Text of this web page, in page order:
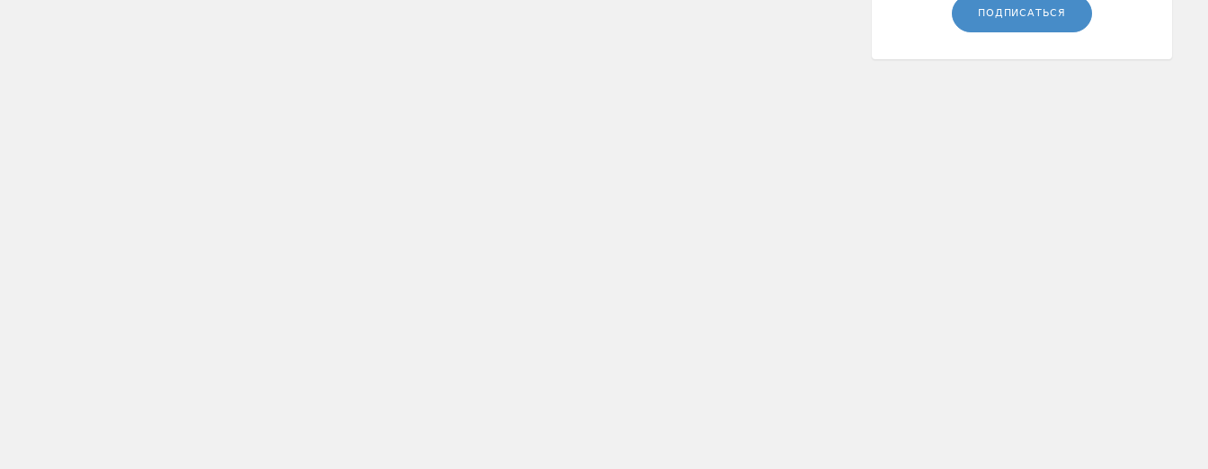
ПОДПИСАТЬСЯ